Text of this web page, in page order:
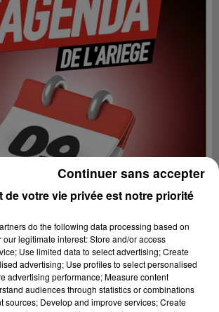
de votre vie privée est notre priorité
do the following data processing based on
legitimate interest: Store and/or access
Use limited data to select advertising; Create
advertising; Use profiles to select personalised
advertising performance; Measure content
audiences through statistics or combinations
sources; Develop and improve services; Create
Continuer sans accepter